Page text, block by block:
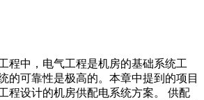
程中，电气工程是机房的基础系统工
的可靠性是极高的。本章中提到的项目
程设计的机房供配电系统方案。 供配